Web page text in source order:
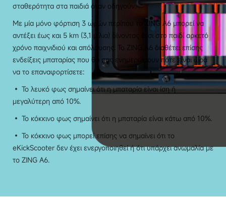
σταθερότητα στα παιδιά όταν οδηγούν.
Με μία μόνο φόρτιση 3 ωρών περίπου το ZING A6 μπορεί να
αντέξει έως και 5 km (3,1 μίλια) δίνοντας έτσι στο παιδί αρκετό
χρόνο παιχνιδιού και απόλαυσης. Το ZING A6 διαθέτει επίσης
ενδείξεις μπαταρίας που θα σας ενημερώσουν πότε είναι ώρα
να το επαναφορτίσετε:
• Το λευκό φως σημαίνει ότι η μπαταρία είναι ίση ή
μεγαλύτερη από 10%.
• Το κόκκινο φως σημαίνει ότι η μπαταρία είναι κάτω από 10%.
• Το κόκκινο φως μπορεί επίσης να σημαίνει ότι το
eKickScooter δεν έχει ενεργοποιηθεί ή ότι υπάρχει ανωμαλία με
το ZING A6.